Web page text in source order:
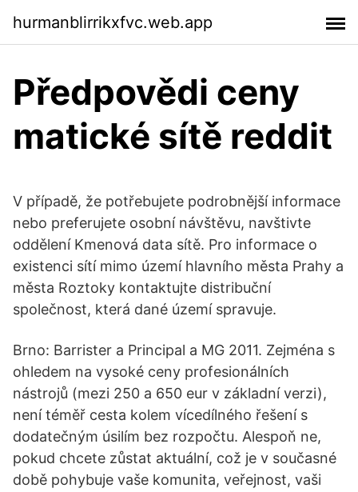
hurmanblirrikxfvc.web.app
Předpovědi ceny
matické sítě reddit
V případě, že potřebujete podrobnější informace
nebo preferujete osobní návštěvu, navštivte
oddělení Kmenová data sítě. Pro informace o
existenci sítí mimo území hlavního města Prahy a
města Roztoky kontaktujte distribuční
společnost, která dané území spravuje.
Brno: Barrister a Principal a MG 2011. Zejména s
ohledem na vysoké ceny profesionálních
nástrojů (mezi 250 a 650 eur v základní verzi),
není téměř cesta kolem vícedílného řešení s
dodatečným úsilím bez rozpočtu. Alespoň ne,
pokud chcete zůstat aktuální, což je v současné
době pohybuje vaše komunita, veřejnost, vaši